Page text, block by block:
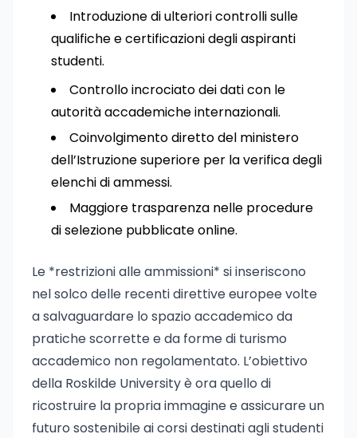
Introduzione di ulteriori controlli sulle
qualifiche e certificazioni degli aspiranti
studenti.
Controllo incrociato dei dati con le
autorità accademiche internazionali.
Coinvolgimento diretto del ministero
dell’Istruzione superiore per la verifica degli
elenchi di ammessi.
Maggiore trasparenza nelle procedure
di selezione pubblicate online.
Le *restrizioni alle ammissioni* si inseriscono
nel solco delle recenti direttive europee volte
a salvaguardare lo spazio accademico da
pratiche scorrette e da forme di turismo
accademico non regolamentato. L’obiettivo
della Roskilde University è ora quello di
ricostruire la propria immagine e assicurare un
futuro sostenibile ai corsi destinati agli studenti